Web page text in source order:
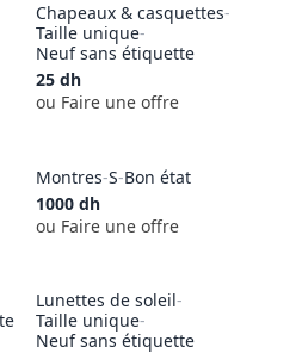
Chapeaux & casquettes-
Taille unique-
Neuf sans étiquette
25 dh
ou Faire une offre
Montres-S-Bon état
1000 dh
ou Faire une offre
Lunettes de soleil-
Taille unique-
Neuf sans étiquette